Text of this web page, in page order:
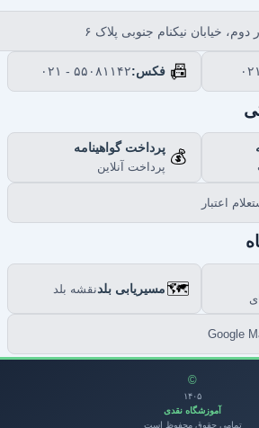
خیابان نیکنام جنوبی پلاک ۶
📠 فکس:۰۲۱ - ۵۵۰۸۱۱۴۲
💰 پرداخت گواهینامه
پرداخت آنلاین
اعتبار
🗺️مسیریابی بلدنقشه بلد
۱۴۰۵
آموزشگاه نقدی
تمامی حقوق محفوظ است